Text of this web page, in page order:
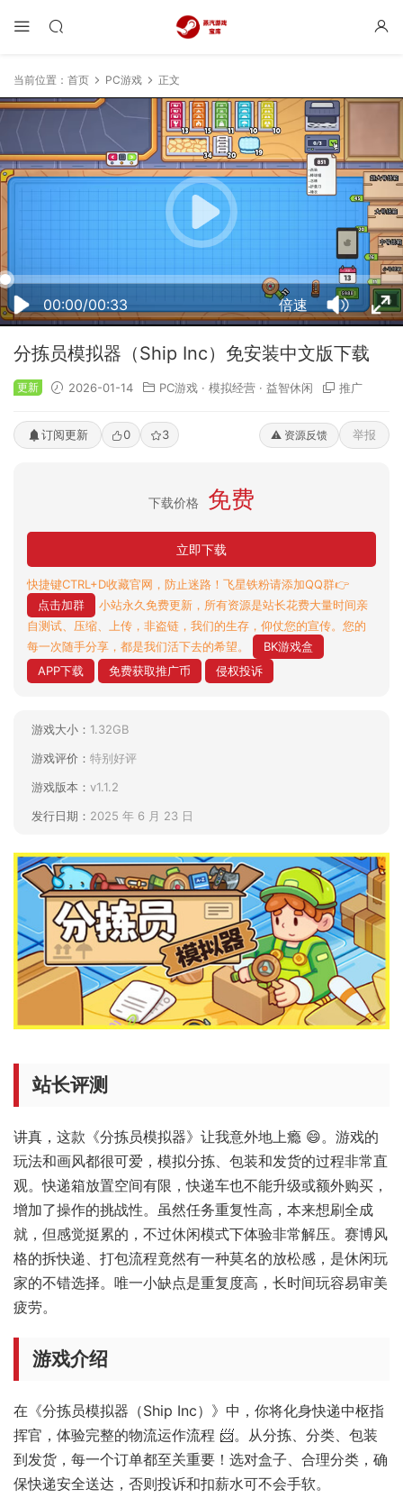
当前位置： 首页 PC游戏 正文
00:00/00:33 倍速
50% 75% 100%
分拣员模拟器（Ship Inc）免安装中文版下载
更新 2026-01-14 PC游戏 · 模拟经营 · 益智休闲 推广
订阅更新 0 3 ⚠️ 资源反馈 举报
下载价格 免费
立即下载
快捷键CTRL+D收藏官网，防止迷路！飞星铁粉请添加QQ群👉
点击加群
小站永久免费更新，所有资源是站长花费大量时间亲
自测试、压缩、上传，非盗链，我们的生存，仰仗您的宣传。您的
每一次随手分享，都是我们活下去的希望。
BK游戏盒
APP下载
免费获取推广币 侵权投诉
游戏大小： 1.32GB
游戏评价： 特别好评
游戏版本： v1.1.2
发行日期： 2025 年 6 月 23 日
站长评测
讲真，这款《分拣员模拟器》让我意外地上瘾 😄。游戏的
玩法和画风都很可爱，模拟分拣、包装和发货的过程非常直
观。快递箱放置空间有限，快递车也不能升级或额外购买，
增加了操作的挑战性。虽然任务重复性高，本来想刷全成
就，但感觉挺累的，不过休闲模式下体验非常解压。赛博风
格的拆快递、打包流程竟然有一种莫名的放松感，是休闲玩
家的不错选择。唯一小缺点是重复度高，长时间玩容易审美
疲劳。
游戏介绍
在《分拣员模拟器（Ship Inc）》中，你将化身快递中枢指
挥官，体验完整的物流运作流程 📨。从分拣、分类、包装
到发货，每一个订单都至关重要！选对盒子、合理分类，确
保快递安全送达，否则投诉和扣薪水可不会手软。